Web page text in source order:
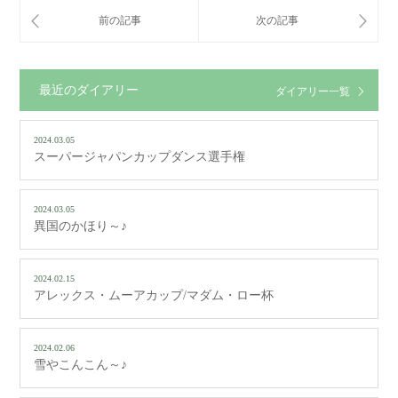
最近のダイアリー ダイアリー一覧
2024.03.05
スーパージャパンカップダンス選手権
2024.03.05
異国のかほり～♪
2024.02.15
アレックス・ムーアカップ/マダム・ロー杯
2024.02.06
雪やこんこん～♪